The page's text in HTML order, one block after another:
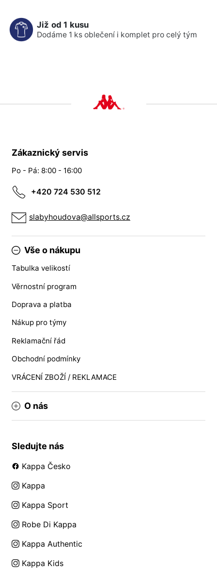
Již od 1 kusu
Dodáme 1 ks oblečení i komplet pro celý tým
Zákaznický servis
Po - Pá: 8:00 - 16:00
+420 724 530 512
slabyhoudova@allsports.cz
Vše o nákupu
Tabulka velikostí
Věrnostní program
Doprava a platba
Nákup pro týmy
Reklamační řád
Obchodní podmínky
VRÁCENÍ ZBOŽÍ / REKLAMACE
O nás
Sledujte nás
Kappa Česko
Kappa
Kappa Sport
Robe Di Kappa
Kappa Authentic
Kappa Kids